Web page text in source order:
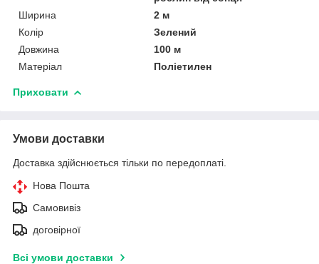
Ширина
2 м
Колір
Зелений
Довжина
100 м
Матеріал
Поліетилен
Приховати
Умови доставки
Доставка здійснюється тільки по передоплаті.
Нова Пошта
Самовивіз
договірної
Всі умови доставки